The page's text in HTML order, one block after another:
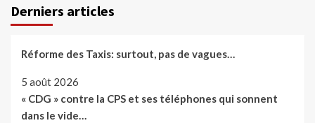
Derniers articles
Réforme des Taxis: surtout, pas de vagues…
5 août 2026
« CDG » contre la CPS et ses téléphones qui sonnent
dans le vide…